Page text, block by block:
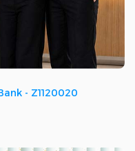
- Z1120020